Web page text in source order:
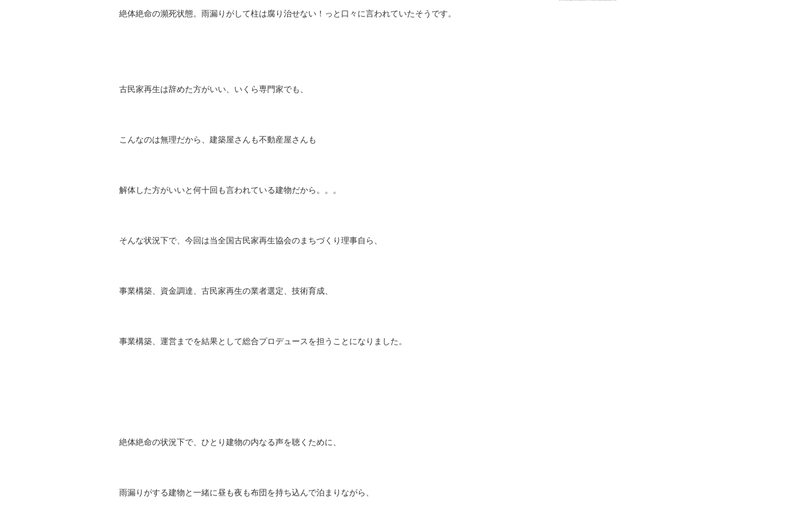
絶体絶命の瀕死状態。雨漏りがして柱は腐り治せない！っと口々に言われていたそうです。
古民家再生は辞めた方がいい、いくら専門家でも、
こんなのは無理だから、建築屋さんも不動産屋さんも
解体した方がいいと何十回も言われている建物だから。。。
そんな状況下で、今回は当全国古民家再生協会のまちづくり理事自ら、
事業構築、資金調達、古民家再生の業者選定、技術育成、
事業構築、運営までを結果として総合プロデュースを担うことになりました。
絶体絶命の状況下で、ひとり建物の内なる声を聴くために、
雨漏りがする建物と一緒に昼も夜も布団を持ち込んで泊まりながら、